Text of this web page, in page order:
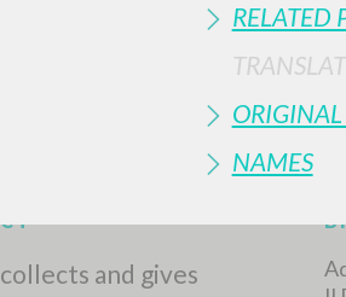
RELATED
ORIGINAL
NAMES
TYPE OF WORK